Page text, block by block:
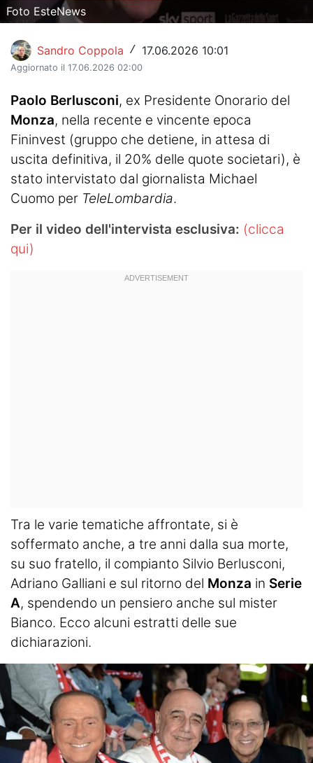
Pallanuoto
Pallamano
News
Turismo
Eventi
Foto EsteNews
Sandro Coppola / 17.06.2026 10:01
Aggiornato il 17.06.2026 02:00
Paolo Berlusconi, ex Presidente Onorario del
Monza, nella recente e vincente epoca
Fininvest (gruppo che detiene, in attesa di
uscita definitiva, il 20% delle quote societari), è
stato intervistato dal giornalista Michael
Cuomo per TeleLombardia.
Per il video dell'intervista esclusiva: (clicca
qui)
Tra le varie tematiche affrontate, si è
soffermato anche, a tre anni dalla sua morte,
su suo fratello, il compianto Silvio Berlusconi,
Adriano Galliani e sul ritorno del Monza in Serie
A, spendendo un pensiero anche sul mister
Bianco. Ecco alcuni estratti delle sue
dichiarazioni.